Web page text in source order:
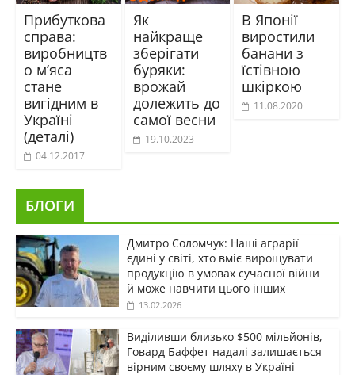
Прибуткова
справа:
виробництв
о м’яса
стане
вигідним в
Україні
(деталі)
04.12.2017
Як
найкраще
зберігати
буряки:
врожай
долежить до
самої весни
19.10.2023
В Японії
виростили
банани з
їстівною
шкіркою
11.08.2020
БЛОГИ
Дмитро Соломчук: Наші аграрії
єдині у світі, хто вміє вирощувати
продукцію в умовах сучасної війни
й може навчити цього інших
13.02.2026
Виділивши близько $500 мільйонів,
Говард Баффет надалі залишається
вірним своєму шляху в Україні